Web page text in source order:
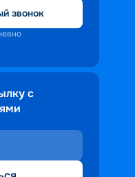
звонок
с